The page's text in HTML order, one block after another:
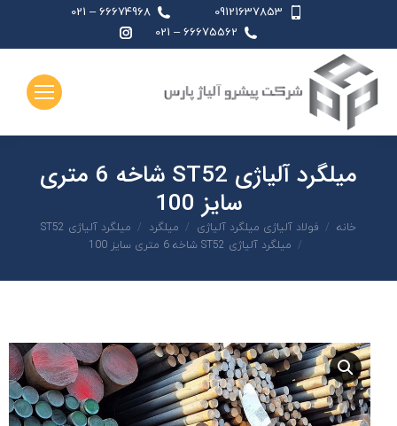
09121637853
66674968 – 021
66675562 – 021
page
میلگرد آلیاژی ST52 شاخه 6 متری
سایز 100
شما اینجا هستید:
خانه فولاد آلیاژی میلگرد آلیاژی میلگرد
میلگرد آلیاژی ST52
میلگرد آلیاژی ST52 شاخه 6 متری سایز 100